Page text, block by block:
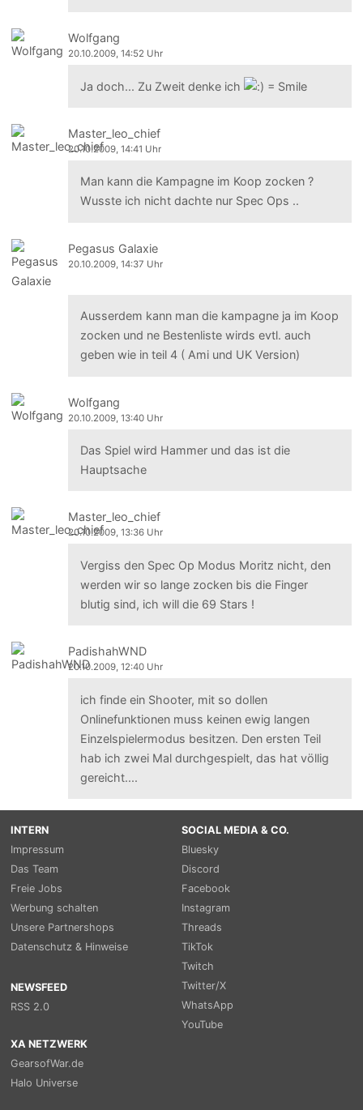
Wolfgang
20.10.2009, 14:52 Uhr
Ja doch... Zu Zweit denke ich
Master_leo_chief
20.10.2009, 14:41 Uhr
Man kann die Kampagne im Koop zocken ?
Wusste ich nicht dachte nur Spec Ops ..
Pegasus Galaxie
20.10.2009, 14:37 Uhr
Ausserdem kann man die kampagne ja im Koop
zocken und ne Bestenliste wirds evtl. auch
geben wie in teil 4 ( Ami und UK Version)
Wolfgang
20.10.2009, 13:40 Uhr
Das Spiel wird Hammer und das ist die
Hauptsache
Master_leo_chief
20.10.2009, 13:36 Uhr
Vergiss den Spec Op Modus Moritz nicht, den
werden wir so lange zocken bis die Finger
blutig sind, ich will die 69 Stars !
PadishahWND
20.10.2009, 12:40 Uhr
ich finde ein Shooter, mit so dollen
Onlinefunktionen muss keinen ewig langen
Einzelspielermodus besitzen. Den ersten Teil
hab ich zwei Mal durchgespielt, das hat völlig
gereicht....
INTERN
Impressum
Das Team
Freie Jobs
Werbung schalten
Unsere Partnershops
Datenschutz & Hinweise
NEWSFEED
RSS 2.0
SOCIAL MEDIA & CO.
Bluesky
Discord
Facebook
Instagram
Threads
TikTok
Twitch
Twitter/X
WhatsApp
YouTube
XA NETZWERK
GearsofWar.de
Halo Universe